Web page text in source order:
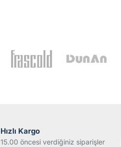
Hızlı Kargo
15.00 öncesi verdiğiniz siparişler